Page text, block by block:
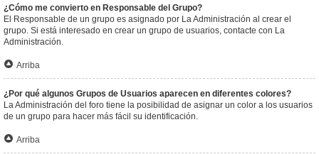
¿Cómo me convierto en Responsable del Grupo?
El Responsable de un grupo es asignado por La Administración al crear el
grupo. Si está interesado en crear un grupo de usuarios, contacte con La
Administración.
Arriba
¿Por qué algunos Grupos de Usuarios aparecen en diferentes colores?
La Administración del foro tiene la posibilidad de asignar un color a los usuarios
de un grupo para hacer más fácil su identificación.
Arriba